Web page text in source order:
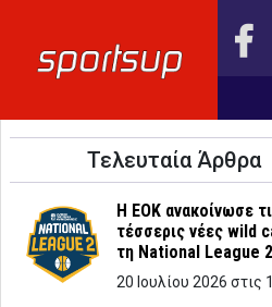
Τελευταία Άρθρα
Η ΕΟΚ ανακοίνωσε
τέσσερις νέες wild
τη National League 2
20 Ιουλίου 2026 στις